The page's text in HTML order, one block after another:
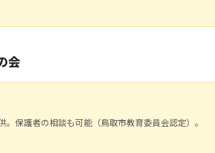
会
保護者の相談も可能（鳥取市教育委員会認定）。